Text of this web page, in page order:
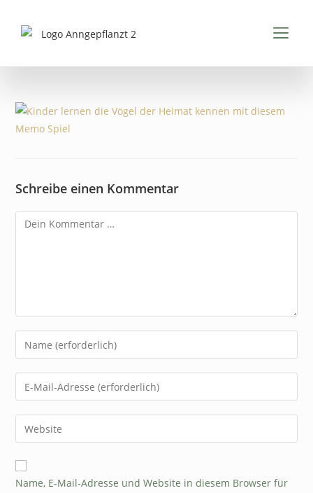
Schreibe einen Kommentar
Name, E-Mail-Adresse und Website in diesem Browser für